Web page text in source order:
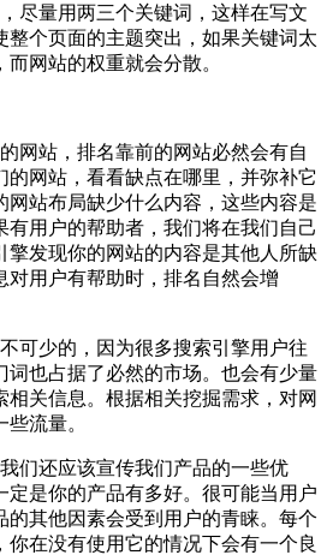
尽量用两三个关键词，这样在写文
整个页面的主题突出，如果关键词太
而网站的权重就会分散。
网站，排名靠前的网站必然会有自
的网站，看看缺点在哪里，并弥补它
网站布局缺少什么内容，这些内容是
有用户的帮助者，我们将在我们自己
擎发现你的网站的内容是其他人所缺
对用户有帮助时，排名自然会增
可少的，因为很多搜索引擎用户往
词也占据了必然的市场。也会有少量
相关信息。根据相关挖掘需求，对网
些流量。
们还应该宣传我们产品的一些优
定是你的产品有多好。很可能当用户
的其他因素会受到用户的青睐。每个
你在没有使用它的情况下会有一个良